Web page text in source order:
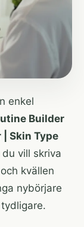
enkel
Builder
| Skin Type
vill skriva
kvällen
nybörjare